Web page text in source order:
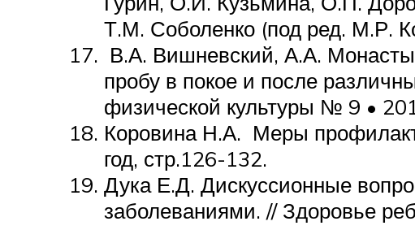
Т.М. Соболенко (под ред. М.Р.
В.А. Вишневский, А.А.
пробу в покое и после
физической культуры № 9 •
Коровина Н.А. Меры
год, стр.126-132.
Дука Е.Д. Дискуссионные
заболеваниями. // Здоровье